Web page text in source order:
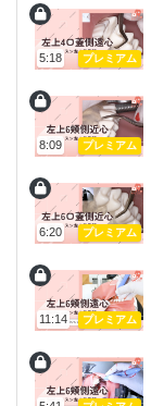
5:18 プレミアム
8:09 プレミアム
6:20 プレミアム
11:14 プレミアム